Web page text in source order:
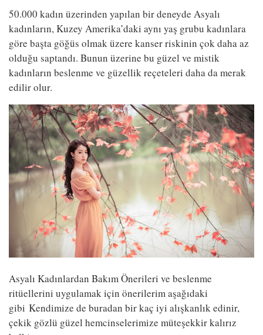
50.000 kadın üzerinden yapılan bir deneyde Asyalı
kadınların, Kuzey Amerika’daki aynı yaş grubu kadınlara
göre başta göğüs olmak üzere kanser riskinin çok daha az
olduğu saptandı. Bunun üzerine bu güzel ve mistik
kadınların beslenme ve güzellik reçeteleri daha da merak
edilir olur.
Asyalı Kadınlardan Bakım Önerileri ve beslenme
ritüellerini uygulamak için önerilerim aşağıdaki
gibi Kendimize de buradan bir kaç iyi alışkanlık edinir,
çekik gözlü güzel hemcinselerimize müteşekkir kalırız